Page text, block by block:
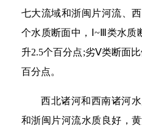
七大流域和浙闽片河流、
个水质断面中，Ⅰ~Ⅲ类水质
升2.5个百分点;劣Ⅴ类断面
百分点。
西北诸河和西南诸河
和浙闽片河流水质良好，